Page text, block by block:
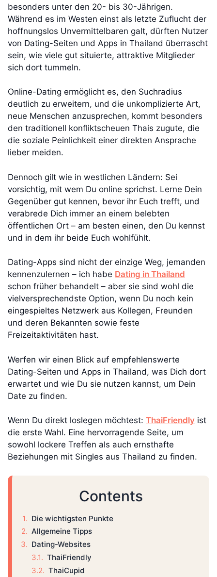
besonders unter den 20- bis 30-Jährigen.
Während es im Westen einst als letzte Zuflucht der
hoffnungslos Unvermittelbaren galt, dürften Nutzer
von Dating-Seiten und Apps in Thailand überrascht
sein, wie viele gut situierte, attraktive Mitglieder
sich dort tummeln.
Online-Dating ermöglicht es, den Suchradius
deutlich zu erweitern, und die unkomplizierte Art,
neue Menschen anzusprechen, kommt besonders
den traditionell konfliktscheuen Thais zugute, die
die soziale Peinlichkeit einer direkten Ansprache
lieber meiden.
Dennoch gilt wie in westlichen Ländern: Sei
vorsichtig, mit wem Du online sprichst. Lerne Dein
Gegenüber gut kennen, bevor ihr Euch trefft, und
verabrede Dich immer an einem belebten
öffentlichen Ort – am besten einen, den Du kennst
und in dem ihr beide Euch wohlfühlt.
Dating-Apps sind nicht der einzige Weg, jemanden
kennenzulernen – ich habe Dating in Thailand
schon früher behandelt – aber sie sind wohl die
vielversprechendste Option, wenn Du noch kein
eingespieltes Netzwerk aus Kollegen, Freunden
und deren Bekannten sowie feste
Freizeitaktivitäten hast.
Werfen wir einen Blick auf empfehlenswerte
Dating-Seiten und Apps in Thailand, was Dich dort
erwartet und wie Du sie nutzen kannst, um Dein
Date zu finden.
Wenn Du direkt loslegen möchtest: ThaiFriendly ist
die erste Wahl. Eine hervorragende Seite, um
sowohl lockere Treffen als auch ernsthafte
Beziehungen mit Singles aus Thailand zu finden.
Contents
Die wichtigsten Punkte
Allgemeine Tipps
Dating-Websites
ThaiFriendly
ThaiCupid